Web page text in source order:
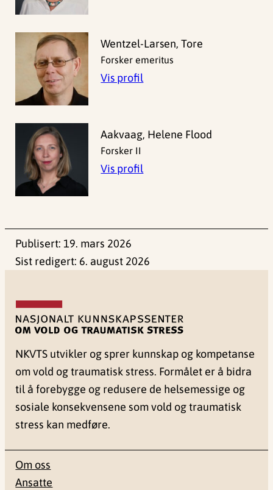
Wentzel-Larsen, Tore
Forsker emeritus
Vis profil
Aakvaag, Helene Flood
Forsker II
Vis profil
Publisert: 19. mars 2026
Sist redigert: 6. august 2026
NKVTS utvikler og sprer kunnskap og kompetanse
om vold og traumatisk stress. Formålet er å bidra
til å forebygge og redusere de helsemessige og
sosiale konsekvensene som vold og traumatisk
stress kan medføre.
Om oss
Ansatte